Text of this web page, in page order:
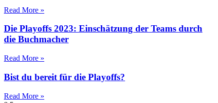
Read More »
Die Playoffs 2023: Einschätzung der Teams durch
die Buchmacher
Read More »
Bist du bereit für die Playoffs?
Read More »